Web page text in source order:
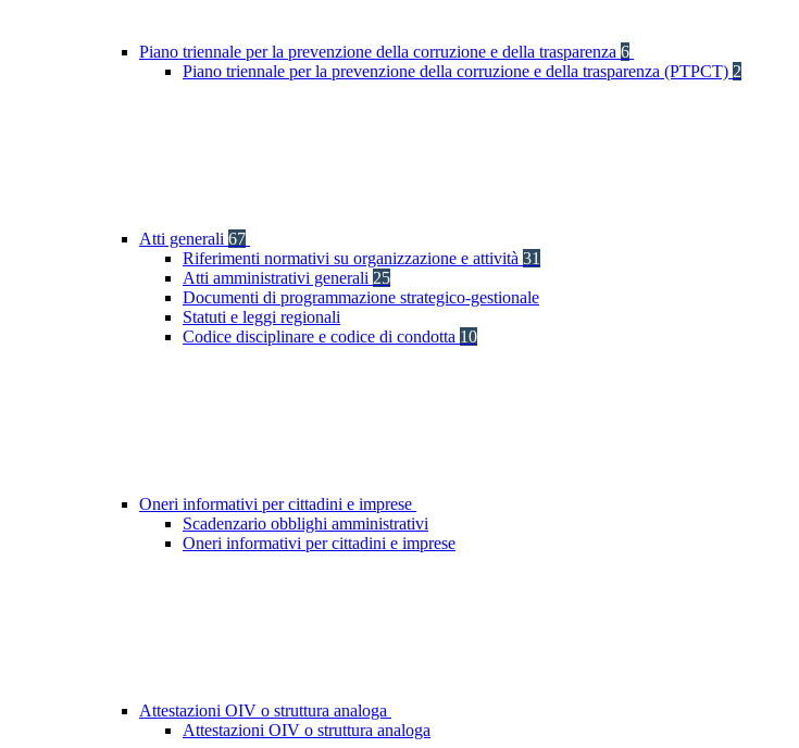
Piano triennale per la prevenzione della corruzione e della trasparenza 6
Piano triennale per la prevenzione della corruzione e della trasparenza (PTPCT) 2
Atti generali 67
Riferimenti normativi su organizzazione e attività 31
Atti amministrativi generali 25
Documenti di programmazione strategico-gestionale
Statuti e leggi regionali
Codice disciplinare e codice di condotta 10
Oneri informativi per cittadini e imprese
Scadenzario obblighi amministrativi
Oneri informativi per cittadini e imprese
Attestazioni OIV o struttura analoga
Attestazioni OIV o struttura analoga